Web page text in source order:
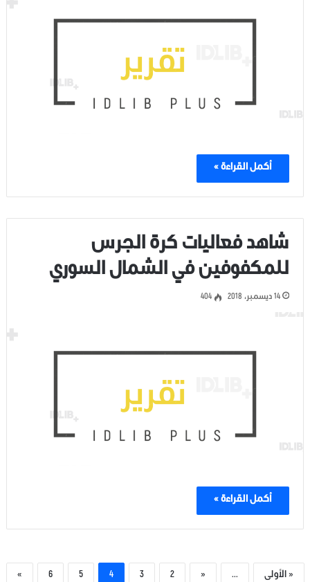
أكمل القراءة »
شاهد فعاليات كرة الجرس
للمكفوفين في الشمال السوري
14 ديسمبر، 2018 404
أكمل القراءة »
« الأولى ...
«
2
3
4
5
6
»